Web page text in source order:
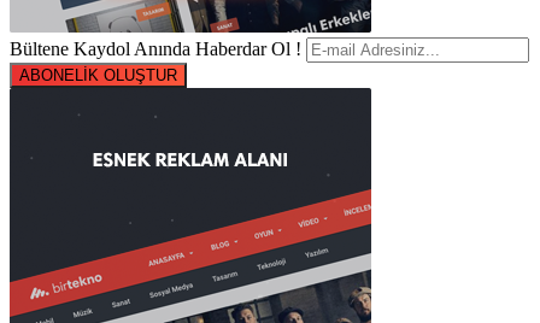
Bültene Kaydol Anında Haberdar Ol !
ABONELİK OLUŞTUR